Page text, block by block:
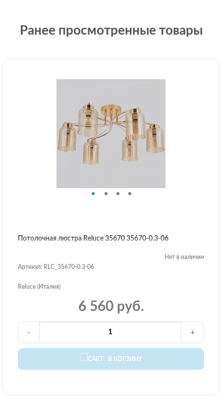
Ранее просмотренные товары
Потолочная люстра Reluce 35670 35670-0.3-06
Нет в наличии
Артикул: RLC_35670-0.3-06
Reluce (Италия)
6 560 руб.
В КОРЗИНУ
- +